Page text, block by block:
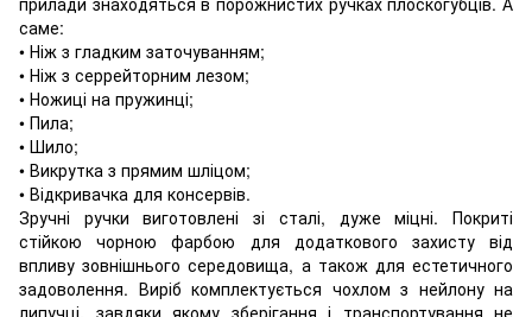
саме:
• Ніж з гладким заточуванням;
• Ніж з серрейторним лезом;
• Ножиці на пружинці;
• Пила;
• Шило;
• Викрутка з прямим шліцом;
• Відкривачка для консервів.
Зручні ручки виготовлені зі сталі, дуже міцні. Покриті
стійкою чорною фарбою для додаткового захисту від
впливу зовнішнього середовища, а також для естетичного
задоволення. Виріб комплектується чохлом з нейлону на
липучці, завдяки якому зберігання і транспортування не